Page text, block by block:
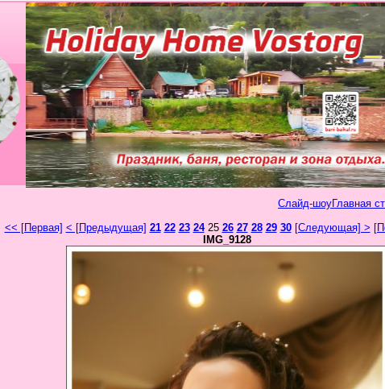
Главная
Слайд-шоу
<< [Первая] < [Предыдущая] 21 22 23 24 25 26 27 28 29 30 [Следующая] >
IMG_9128